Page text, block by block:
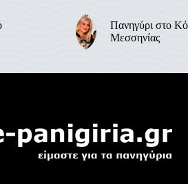
Πανηγύρι στο
Μεσσηνίας